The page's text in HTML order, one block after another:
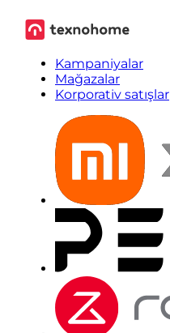
Kampaniyalar
Mağazalar
Korporativ satışlar